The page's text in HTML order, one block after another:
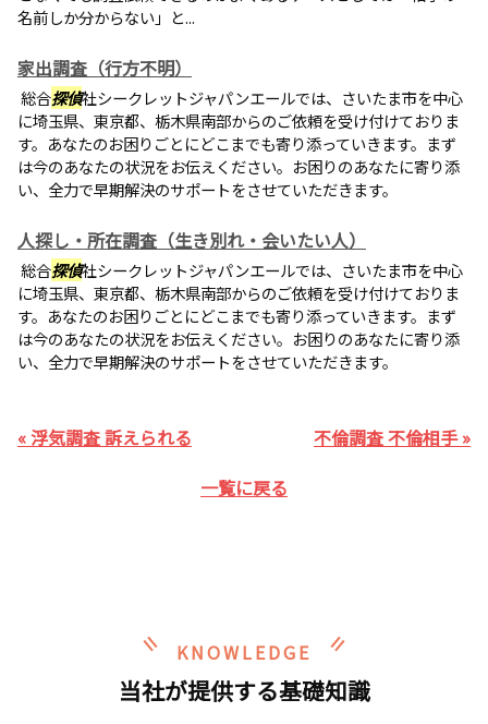
名前しか分からない」と...
家出調査（行方不明）
総合探偵社シークレットジャパンエールでは、さいたま市を中心
に埼玉県、東京都、栃木県南部からのご依頼を受け付けておりま
す。あなたのお困りごとにどこまでも寄り添っていきます。まず
は今のあなたの状況をお伝えください。お困りのあなたに寄り添
い、全力で早期解決のサポートをさせていただきます。
人探し・所在調査（生き別れ・会いたい人）
総合探偵社シークレットジャパンエールでは、さいたま市を中心
に埼玉県、東京都、栃木県南部からのご依頼を受け付けておりま
す。あなたのお困りごとにどこまでも寄り添っていきます。まず
は今のあなたの状況をお伝えください。お困りのあなたに寄り添
い、全力で早期解決のサポートをさせていただきます。
« 浮気調査 訴えられる
不倫調査 不倫相手 »
一覧に戻る
KNOWLEDGE
当社が提供する基礎知識